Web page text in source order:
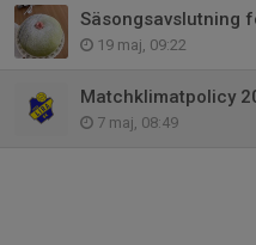
Säsongsavslutning
19 maj, 09:22
Matchklimatpolicy
7 maj, 08:49